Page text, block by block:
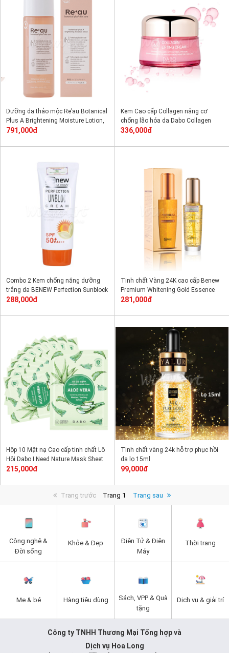
Dưỡng da thảo mộc Re’au Botanical
Plus A Brightening Moisture Lotion,
89% Botanical Plus Skin Care
791,000đ
Kem Cao cấp Collagen nâng cơ
chống lão hóa da Dabo Collagen
Lifting Cream 50ml
336,000đ
Combo 2 Kem chống nắng dưỡng
trắng da BENEW Perfection Sunblock
50ml
288,000đ
Tinh chất Vàng 24K cao cấp Benew
Premium Whitening Gold Essence
50ml
281,000đ
Hộp 10 Mặt nạ Cao cấp tinh chất Lô
Hội Dabo I Need Nature Mask Sheet
Aloevera 23g
215,000đ
Tinh chất vàng 24k hỗ trợ phục hồi
da lọ 15ml
99,000đ
Trang trước Trang 1 Trang sau
Công nghệ &
Đời sống
Khỏe & Đẹp
Điện Tử & Điện
Máy
Thời trang
Mẹ & bé Hàng tiêu dùng
Sách, VPP & Quà
tặng
Dịch vụ & giải trí
Công ty TNHH Thương Mại Tổng hợp và
Dịch vụ Hoa Long